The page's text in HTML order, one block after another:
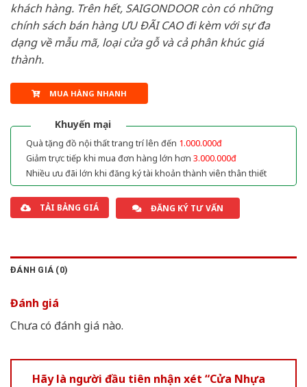
khách hàng. Trên hết, SAIGONDOOR còn có những
chính sách bán hàng ƯU ĐÃI CAO đi kèm với sự đa
dạng về mẫu mã, loại cửa gỗ và cả phân khúc giá
thành.
MUA HÀNG NHANH
Khuyến mại
Quà tặng đồ nội thất trang trí lên đến 1.000.000đ
Giảm trực tiếp khi mua đơn hàng lớn hơn 3.000.000đ
Nhiều ưu đãi lớn khi đăng ký tài khoản thành viên thân thiết
TẢI BẢNG GIÁ ĐĂNG KÝ TƯ VẤN
ĐÁNH GIÁ (0)
Đánh giá
Chưa có đánh giá nào.
Hãy là người đầu tiên nhận xét “Cửa Nhựa